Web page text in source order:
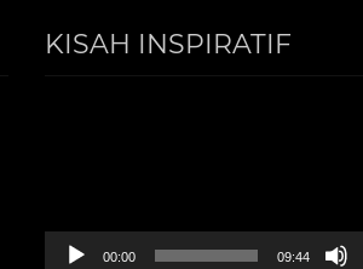
KISAH INSPIRATIF
00:00 09:44